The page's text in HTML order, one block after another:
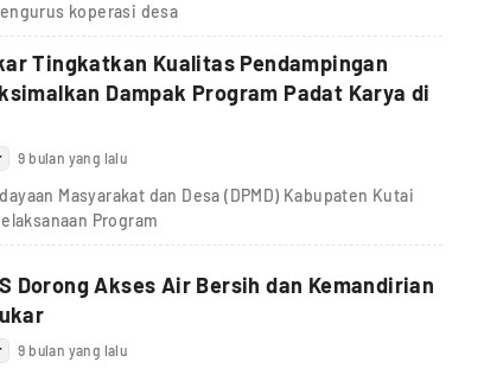
koperasi desa
Tingkatkan Kualitas Pendampingan
Dampak Program Padat Karya di
9 bulan yang lalu
Masyarakat dan Desa (DPMD) Kabupaten Kutai
Program
Dorong Akses Air Bersih dan Kemandirian
9 bulan yang lalu